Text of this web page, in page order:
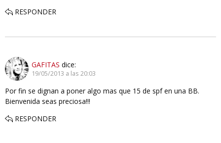
RESPONDER
GAFITAS dice:
19/05/2013 a las 20:03
Por fin se dignan a poner algo mas que 15 de spf en una BB.
Bienvenida seas preciosa!!!
RESPONDER